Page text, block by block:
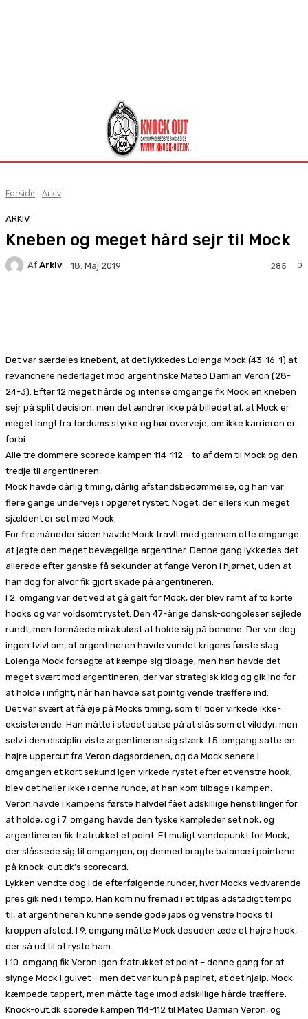
Forside Arkiv
ARKIV
Kneben og meget hård sejr til Mock
Af Arkiv 18. Maj 2019 0
285
Det var særdeles knebent, at det lykkedes Lolenga Mock (43-16-1) at
revanchere nederlaget mod argentinske Mateo Damian Veron (28-
24-3). Efter 12 meget hårde og intense omgange fik Mock en kneben
sejr på split decision, men det ændrer ikke på billedet af, at Mock er
meget langt fra fordums styrke og bør overveje, om ikke karrieren er
forbi.
Alle tre dommere scorede kampen 114-112 – to af dem til Mock og den
tredje til argentineren.
Mock havde dårlig timing, dårlig afstandsbedømmelse, og han var
flere gange undervejs i opgøret rystet. Noget, der ellers kun meget
sjældent er set med Mock.
For fire måneder siden havde Mock travlt med gennem otte omgange
at jagte den meget bevægelige argentiner. Denne gang lykkedes det
allerede efter ganske få sekunder at fange Veron i hjørnet, uden at
han dog for alvor fik gjort skade på argentineren.
I 2. omgang var det ved at gå galt for Mock, der blev ramt af to korte
hooks og var voldsomt rystet. Den 47-årige dansk-congoleser sejlede
rundt, men formåede mirakuløst at holde sig på benene. Der var dog
ingen tvivl om, at argentineren havde vundet krigens første slag.
Lolenga Mock forsøgte at kæmpe sig tilbage, men han havde det
meget svært mod argentineren, der var strategisk klog og gik ind for
at holde i infight, når han havde sat pointgivende træffere ind.
Det var svært at få øje på Mocks timing, som til tider virkede ikke-
eksisterende. Han måtte i stedet satse på at slås som et vilddyr, men
selv i den disciplin viste argentineren sig stærk. I 5. omgang satte en
højre uppercut fra Veron dagsordenen, og da Mock senere i
omgangen et kort sekund igen virkede rystet efter et venstre hook,
blev det heller ikke i denne runde, at han kom tilbage i kampen.
Veron havde i kampens første halvdel fået adskillige henstillinger for
at holde, og i 7. omgang havde den tyske kampleder set nok, og
argentineren fik fratrukket et point. Et muligt vendepunkt for Mock,
der slåssede sig til omgangen, og dermed bragte balance i pointene
på knock-out.dk’s scorecard.
Lykken vendte dog i de efterfølgende runder, hvor Mocks vedvarende
pres gik ned i tempo. Han kom nu fremad i et tilpas adstadigt tempo
til, at argentineren kunne sende gode jabs og venstre hooks til
kroppen afsted. I 9. omgang måtte Mock desuden æde et højre hook,
der så ud til at ryste ham.
I 10. omgang fik Veron igen fratrukket et point – denne gang for at
slynge Mock i gulvet – men det var kun på papiret, at det hjalp. Mock
kæmpede tappert, men måtte tage imod adskillige hårde træffere.
Knock-out.dk scorede kampen 114-112 til Mateo Damian Veron, og